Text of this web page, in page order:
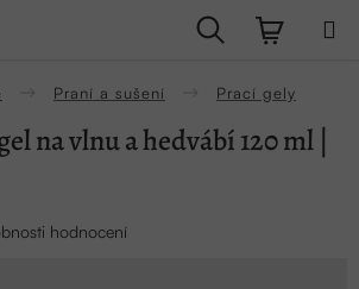
Hledat
Praní a sušení Prací gely
na vlnu a hedvábí 120 ml |
hodnocení